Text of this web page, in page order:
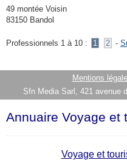
49 montée Voisin
83150 Bandol
Professionnels 1 à 10 : 1 2 -
Mentions
Sfn Media Sarl, 421 avenue
Annuaire Voyage et
Voyage et